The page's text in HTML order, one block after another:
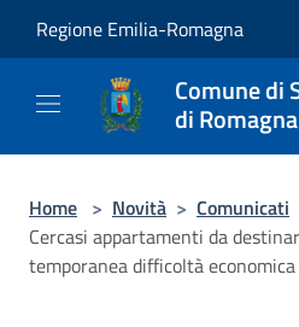
Regione Emilia-Romagna
Comune di
di Romagna
Home > Novità > Comunicati
Cercasi appartamenti da
temporanea difficoltà economica